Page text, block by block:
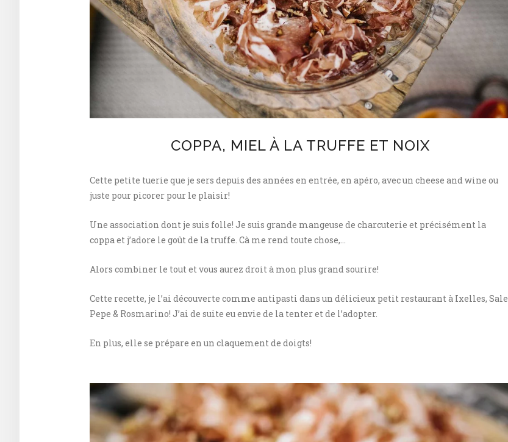
COPPA, MIEL À LA TRUFFE ET NOIX
Cette petite tuerie que je sers depuis des années en entrée, en apéro, avec un cheese and wine ou
juste pour picorer pour le plaisir!
Une association dont je suis folle! Je suis grande mangeuse de charcuterie et précisément la
coppa et j’adore le goût de la truffe. Cà me rend toute chose,…
Alors combiner le tout et vous aurez droit à mon plus grand sourire!
Cette recette, je l’ai découverte comme antipasti dans un délicieux petit restaurant à Ixelles, Sale
Pepe & Rosmarino! J’ai de suite eu envie de la tenter et de l’adopter.
En plus, elle se prépare en un claquement de doigts!